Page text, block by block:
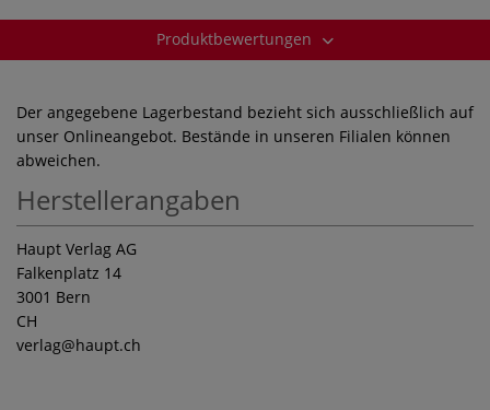
Produktbewertungen
Der angegebene Lagerbestand bezieht sich ausschließlich auf
unser Onlineangebot. Bestände in unseren Filialen können
abweichen.
Herstellerangaben
Haupt Verlag AG
Falkenplatz 14
3001 Bern
CH
verlag@haupt.ch